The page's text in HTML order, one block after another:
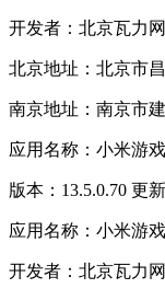
开发者：北京瓦力
北京地址：北京市
南京地址：南京市
应用名称：小米游
版本：13.5.0.70 更
应用名称：小米游
开发者：北京瓦力